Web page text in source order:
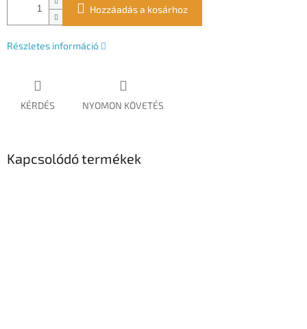
Hozzáadás a kosárhoz
Részletes információ
KÉRDÉS NYOMON KÖVETÉS
Kapcsolódó termékek